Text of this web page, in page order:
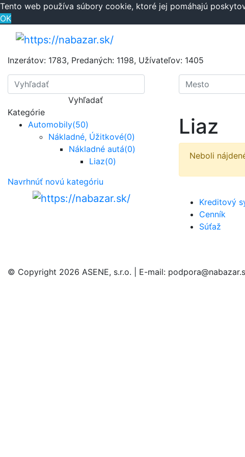
Tento web používa súbory cookie, ktoré jej pomáhajú
OK
Inzerátov: 1783, Predaných: 1198, Užívateľov: 1405
Vyhľadať
Kategórie
Automobily(50)
Nákladné, Úžitkové(0)
Nákladné autá(0)
Liaz(0)
Navrhnúť novú kategóriu
Liaz
Neboli
Kreditový
Cenník
Súťaž
© Copyright 2026 ASENE, s.r.o. | E-mail: